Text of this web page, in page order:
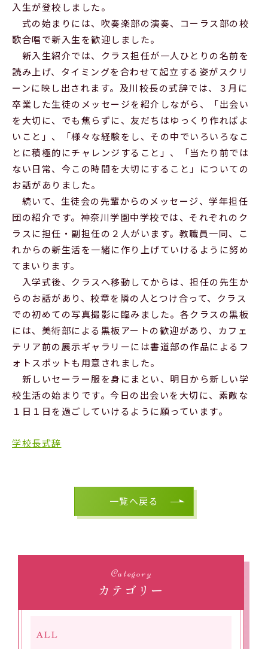
入生が登校しました。
式の始まりには、吹奏楽部の演奏、コーラス部の校
歌合唱で新入生を歓迎しました。
新入生紹介では、クラス担任が一人ひとりの名前を
読み上げ、タイミングを合わせて起立する姿がスクリ
ーンに映し出されます。及川校長の式辞では、３月に
卒業した生徒のメッセージを紹介しながら、「出会い
を大切に、でも焦らずに、友だちはゆっくり作ればよ
いこと」、「様々な経験をし、その中でいろいろなこ
とに積極的にチャレンジすること」、「当たり前では
ない日常、今この時間を大切にすること」についての
お話がありました。
続いて、生徒会の先輩からのメッセージ、学年担任
団の紹介です。神奈川学園中学校では、それぞれのク
ラスに担任・副担任の２人がいます。教職員一同、こ
れからの新生活を一緒に作り上げていけるように努め
てまいります。
入学式後、クラスへ移動してからは、担任の先生か
らのお話があり、校章を隣の人とつけ合って、クラス
での初めての写真撮影に臨みました。各クラスの黒板
には、美術部による黒板アートの歓迎があり、カフェ
テリア前の展示ギャラリーには書道部の作品によるフ
ォトスポットも用意されました。
新しいセーラー服を身にまとい、明日から新しい学
校生活の始まりです。今日の出会いを大切に、素敵な
１日１日を過ごしていけるように願っています。
学校長式辞
一覧へ戻る
Category
カテゴリー
ALL